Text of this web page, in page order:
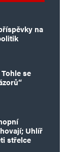
na
se
Uhlíř
střelce